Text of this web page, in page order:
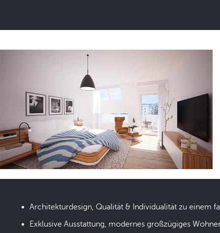
Architekturdesign, Qualität & Individualität zu einem
Exklusive Ausstattung, modernes großzügiges